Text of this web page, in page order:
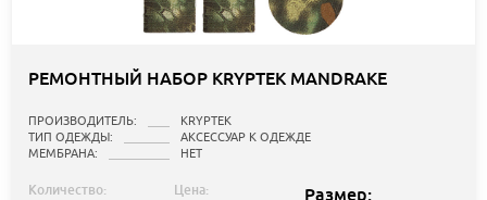
РЕМОНТНЫЙ НАБОР KRYPTEK MANDRAKE
ПРОИЗВОДИТЕЛЬ:
KRYPTEK
ТИП ОДЕЖДЫ:
АКСЕССУАР К ОДЕЖДЕ
МЕМБРАНА:
НЕТ
Количество: Цена: Размер: